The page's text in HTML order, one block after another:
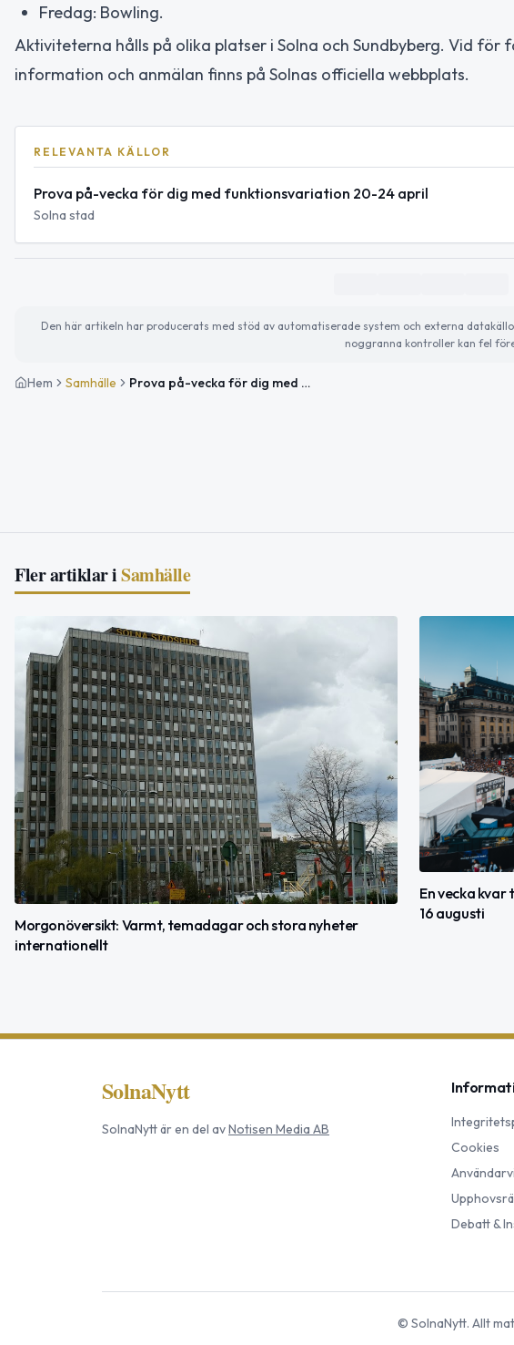
Fredag: Bowling.
Aktiviteterna hålls på olika platser i Solna och Sundbyberg. Vid
information och anmälan finns på Solnas officiella webbplats.
RELEVANTA KÄLLOR
Prova på-vecka för dig med funktionsvariation 20-24 april
Solna stad
Den här artikeln har producerats med stöd av automatiserade system och externa
noggranna kontroller kan fel
Hem Samhälle Prova på-vecka för dig med funktionsvariation i Solna och Sundbyberg
Fler artiklar iSamhälle
Morgonöversikt: Varmt, temadagar och stora nyheter
internationellt
En vecka
16 augusti
SolnaNytt
SolnaNyttär en del avNotisen Media AB
Cookies
Debatt &
© SolnaNytt. Allt